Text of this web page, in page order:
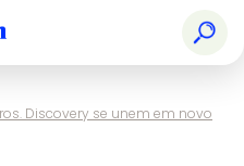
Discovery se unem em novo